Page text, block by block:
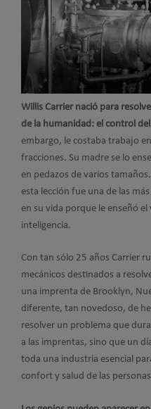
Willis Carrier nació para
de la humanidad: el control
embargo, le costaba trabajo
fracciones. Su madre se lo
en pedazos de varios
esta lección fue una de las
en su vida porque le enseñó
inteligencia.
Con tan sólo 25 años Carrier
mecánicos destinados a
una imprenta de Brooklyn,
diferente, tan novedoso, de
resolver un problema que
a las imprentas, sino que un
toda una industria esencial
confort y salud de las